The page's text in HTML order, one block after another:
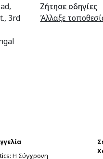
3rd
Ζήτησε οδηγίες
Άλλαξε
Η Σύγχρονη